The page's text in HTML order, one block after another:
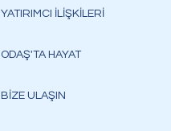
YATIRIMCI İLİŞKİLERİ
ODAŞ'TA HAYAT
BİZE ULAŞIN